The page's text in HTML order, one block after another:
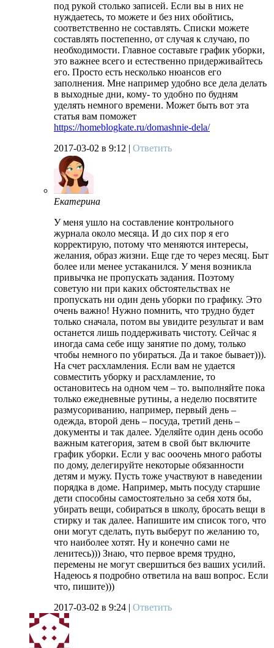
под рукой столько записей. Если вы в них не
нуждаетесь, то можете и без них обойтись,
соответственно не составлять. Списки можете
составлять постепенно, от случая к случаю, по
необходимости. Главное составьте график уборки,
это важнее всего и естественно придерживайтесь
его. Просто есть несколько нюансов его
заполнения. Мне например удобно все дела делать
в выходные дни, кому- то удобно по будням
уделять немного времени. Может быть вот эта
статья вам поможет
https://homeblogkate.ru/domashnie-dela/
2017-03-02 в 9:12 | Ответить
Екатерина
У меня ушло на составление контрольного
журнала около месяца. И до сих пор я его
корректирую, потому что меняются интересы,
желания, образ жизни. Еще где то через месяц. Быт
более или менее устаканился. У меня возникла
привычка не пропускать задания. Поэтому
советую ни при каких обстоятельствах не
пропускать ни один день уборки по графику. Это
очень важно! Нужно помнить, что трудно будет
только сначала, потом вы увидите результат и вам
останется лишь поддерживать чистоту. Сейчас я
иногда сама себе ищу занятие по дому, только
чтобы немного по убираться. Да и такое бывает))).
На счет расхламления. Если вам не удается
совместить уборку и расхламление, то
остановитесь на одном чем – то. выполняйте пока
только ежедневные рутины, а неделю посвятите
размусориванию, например, первый день –
одежда, второй день – посуда, третий день –
документы и так далее. Уделяйте один день особо
важным категория, затем в свой быт включите
график уборки. Если у вас ооочень много работы
по дому, делегируйте некоторые обязанности
детям и мужу. Пусть тоже участвуют в наведении
порядка в доме. Например, мыть посуду старшие
дети способны самостоятельно за себя хотя бы,
убирать вещи, собираться в школу, бросать вещи в
стирку и так далее. Напишите им список того, что
они могут сделать, путь выберут по желанию то,
что наиболее хотят. Ну и конечно сами не
ленитесь))) Знаю, что первое время трудно,
перемены не могут свершиться без ваших усилий.
Надеюсь я подробно ответила на ваш вопрос. Если
что, пишите)))
2017-03-02 в 9:24 | Ответить